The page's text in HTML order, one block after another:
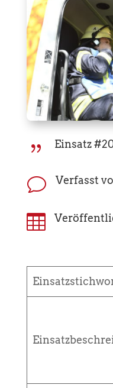
{ Einsatz
v Verfasst
